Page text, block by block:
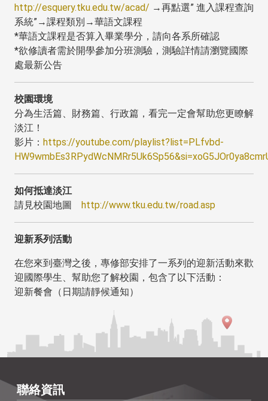
http://esquery.tku.edu.tw/acad/ →再點選” 進入課程查詢
系統”→課程類別→華語文課程
*華語文課程是否算入畢業學分，請向各系所確認
*欲修讀者需於開學參加分班測驗，測驗詳情請瀏覽國際
處最新公告
校園環境
分為生活篇、財務篇、行政篇，看完一定會幫助您更瞭解
淡江！
影片： https://youtube.com/playlist?list=PLfvbd-
如何抵達淡江
請見校園地圖 http://www.tku.edu.tw/road.asp
迎新系列活動
在您來到臺灣之後，專修部安排了一系列的迎新活動來歡
迎國際學生、幫助您了解校園，包含了以下活動：
迎新餐會（日期請靜候通知）
聯絡資訊